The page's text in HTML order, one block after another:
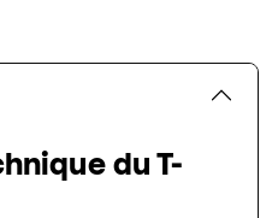
du T-